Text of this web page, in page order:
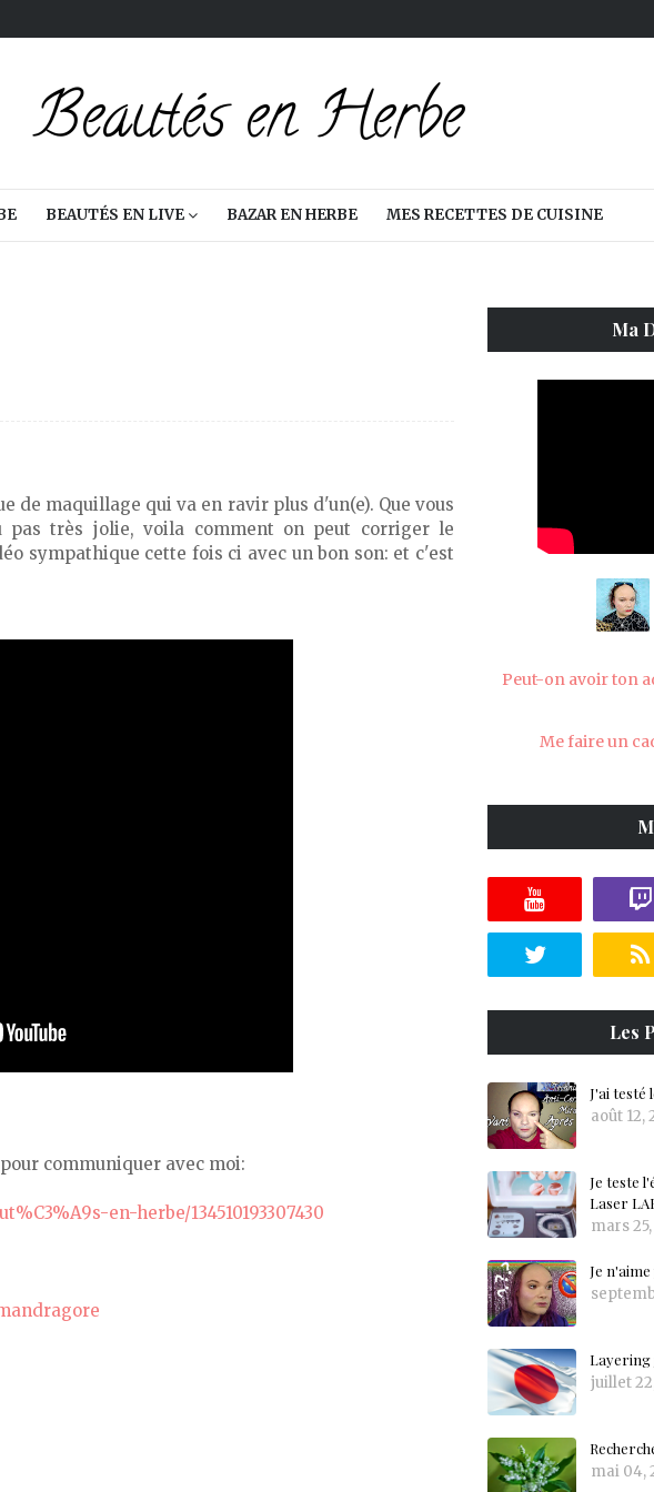
BEAUTÉS EN LIVE BAZAR EN HERBE MES RECETTES DE CUISINE
de maquillage qui va en ravir plus d'un(e). Que vous
pas très jolie, voila comment on peut corriger le
sympathique cette fois ci avec un bon son: et c'est
communiquer avec moi:
en-herbe/134510193307430
Ma
Peut-on avoir ton
Me faire un
Les
J'ai testé
août 12,
Je teste
Laser
mars 25,
Je
Layering
juillet
mai 04,